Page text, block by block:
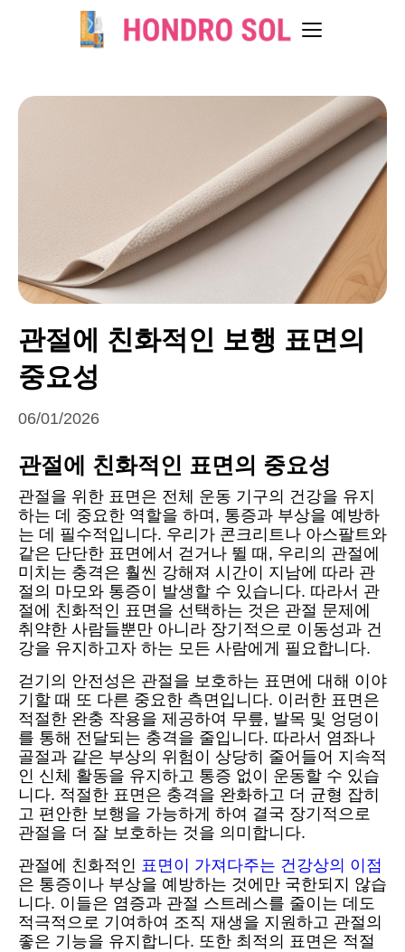
관절에 친화적인 보행 표면의
중요성
06/01/2026
관절에 친화적인 표면의 중요성
관절을 위한 표면은 전체 운동 기구의 건강을 유지
하는 데 중요한 역할을 하며, 통증과 부상을 예방하
는 데 필수적입니다. 우리가 콘크리트나 아스팔트와
같은 단단한 표면에서 걷거나 뛸 때, 우리의 관절에
미치는 충격은 훨씬 강해져 시간이 지남에 따라 관
절의 마모와 통증이 발생할 수 있습니다. 따라서 관
절에 친화적인 표면을 선택하는 것은 관절 문제에
취약한 사람들뿐만 아니라 장기적으로 이동성과 건
강을 유지하고자 하는 모든 사람에게 필요합니다.
걷기의 안전성은 관절을 보호하는 표면에 대해 이야
기할 때 또 다른 중요한 측면입니다. 이러한 표면은
적절한 완충 작용을 제공하여 무릎, 발목 및 엉덩이
를 통해 전달되는 충격을 줄입니다. 따라서 염좌나
골절과 같은 부상의 위험이 상당히 줄어들어 지속적
인 신체 활동을 유지하고 통증 없이 운동할 수 있습
니다. 적절한 표면은 충격을 완화하고 더 균형 잡히
고 편안한 보행을 가능하게 하여 결국 장기적으로
관절을 더 잘 보호하는 것을 의미합니다.
관절에 친화적인 표면이 가져다주는 건강상의 이점
은 통증이나 부상을 예방하는 것에만 국한되지 않습
니다. 이들은 염증과 관절 스트레스를 줄이는 데도
적극적으로 기여하여 조직 재생을 지원하고 관절의
좋은 기능을 유지합니다. 또한 최적의 표면은 적절